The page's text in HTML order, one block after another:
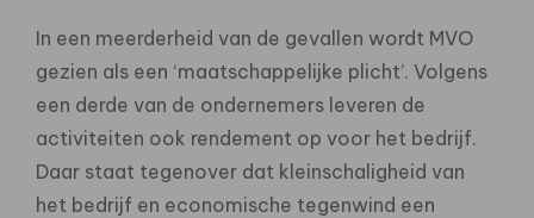
In een meerderheid van de gevallen wordt MVO
gezien als een ‘maatschappelijke plicht’. Volgens
een derde van de ondernemers leveren de
activiteiten ook rendement op voor het bedrijf.
Daar staat tegenover dat kleinschaligheid van
het bedrijf en economische tegenwind een